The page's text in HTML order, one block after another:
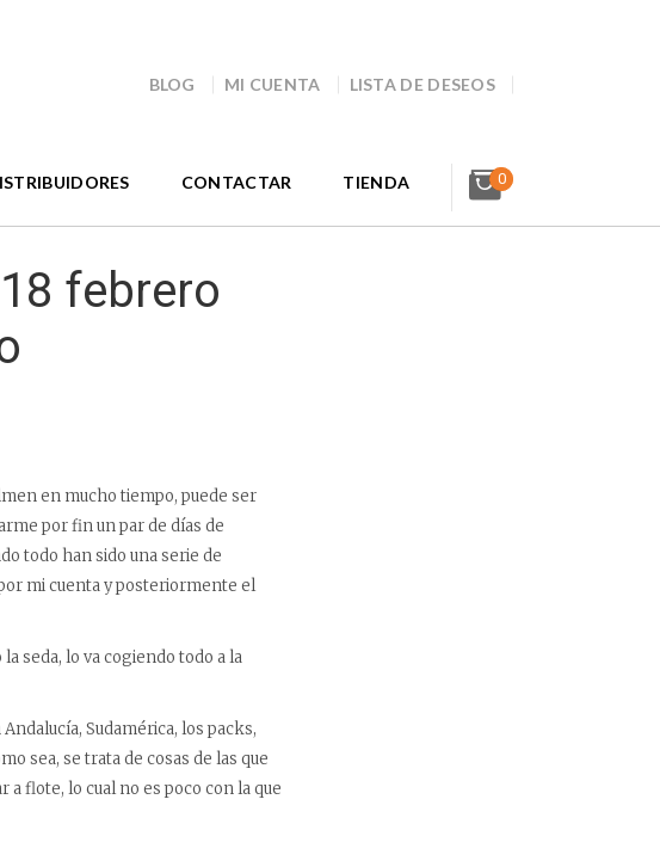
BLOG MI CUENTA LISTA DE DESEOS
CONTACTAR TIENDA 0
febrero
en mucho tiempo, puede ser
por fin un par de días de
todo han sido una serie de
mi cuenta y posteriormente el
seda, lo va cogiendo todo a la
Sudamérica, los packs,
sea, se trata de cosas de las que
flote, lo cual no es poco con la que